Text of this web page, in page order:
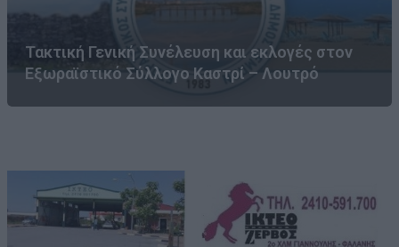
Τακτική Γενική Συνέλευση και εκλογές στον
Εξωραϊστικό Σύλλογο Καστρί – Λουτρό